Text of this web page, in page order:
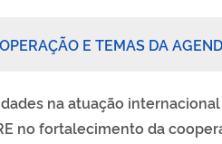
E TEMAS DA
na atuação
no fortalecimento da